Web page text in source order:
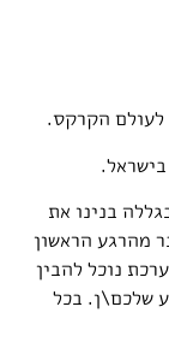
לעולם הקרקס.
בנינו את
מהרגע הראשון
נוכל להבין
שלכם\ן. בכל